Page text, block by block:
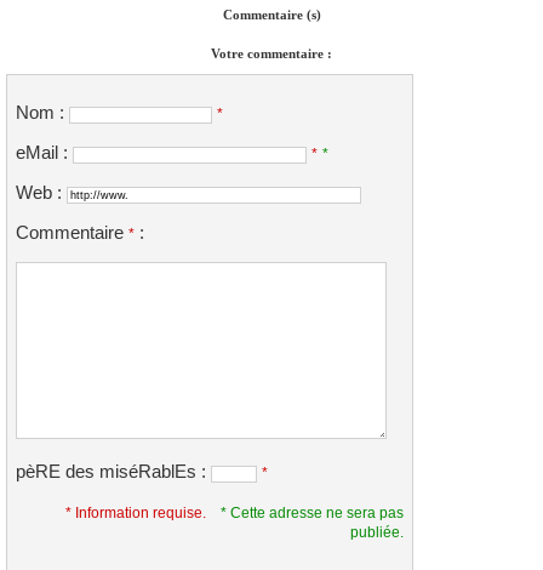
Commentaire (s)
Votre commentaire :
Nom : *
eMail : * *
Web :
Commentaire * :
pèRE des miséRablEs : *
* Information requise.
* Cette adresse ne sera pas
publiée.